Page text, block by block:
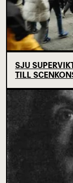
SJU
TILL